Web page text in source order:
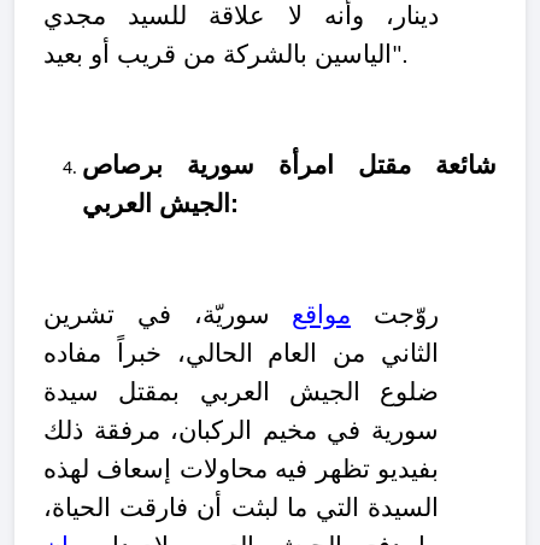
دينار، وأنه لا علاقة للسيد مجدي
الياسين بالشركة من قريب أو بعيد ".
شائعة مقتل امرأة سورية برصاص
الجيش العربي:
روّجت مواقع سوريّة، في تشرين
الثاني من العام الحالي، خبراً مفاده
ضلوع الجيش العربي بمقتل سيدة
سورية في مخيم الركبان، مرفقة ذلك
بفيديو تظهر فيه محاولات إسعاف لهذه
السيدة التي ما لبثت أن فارقت الحياة،